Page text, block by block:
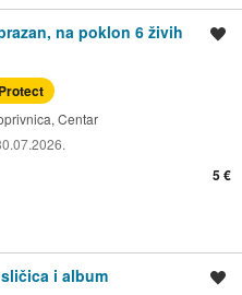
na poklon 6 živih
Centar
5 €
i album